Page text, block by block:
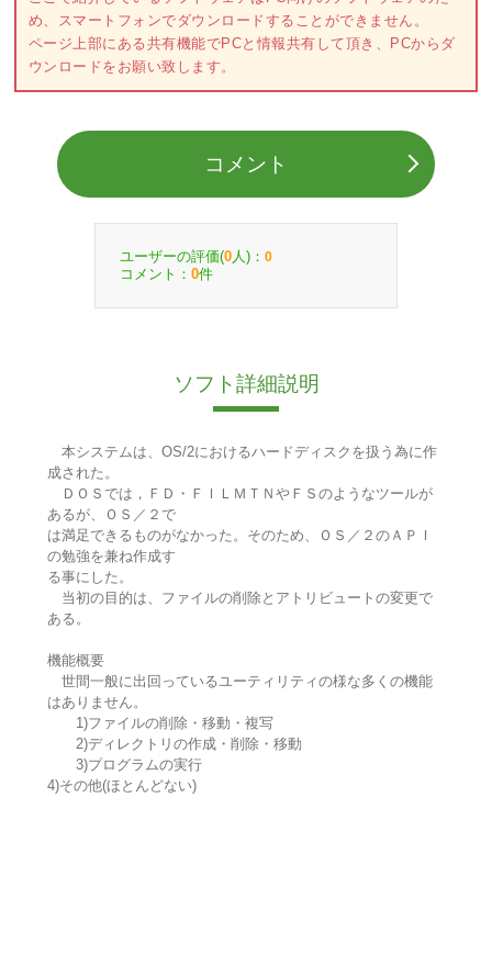
め、スマートフォンでダウンロードすることができません。
ページ上部にある共有機能でPCと情報共有して頂き、PCからダ
ウンロードをお願い致します。
コメント
ユーザーの評価(0 人)： 0
コメント： 0件
ソフト詳細説明
本システムは、OS/2におけるハードディスクを扱う為に作
成された。
ＤＯＳでは，ＦＤ・ＦＩＬＭＴＮやＦＳのようなツールが
あるが、ＯＳ／２で
は満足できるものがなかった。そのため、ＯＳ／２のＡＰＩ
の勉強を兼ね作成す
る事にした。
当初の目的は、ファイルの削除とアトリビュートの変更で
ある。
機能概要
世間一般に出回っているユーティリティの様な多くの機能
はありません。
1)ファイルの削除・移動・複写
2)ディレクトリの作成・削除・移動
3)プログラムの実行
4)その他(ほとんどない)